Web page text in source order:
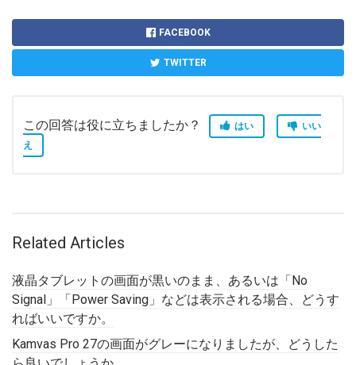
FACEBOOK
TWITTER
この回答は役に立ちましたか？ はい
いい
え
Related Articles
液晶タブレットの画面が黒いのまま、あるいは「No
Signal」「Power Saving」などは表示される場合、どうす
ればいいですか。
Kamvas Pro 27の画面がグレーになりましたが、どうした